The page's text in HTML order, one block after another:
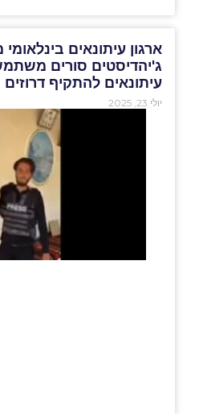
ארגון עיתונאים בינלאומי
ג'יהדיסטים סורים
עיתונאים להתקיף דרוזים
יולי 23, 2025